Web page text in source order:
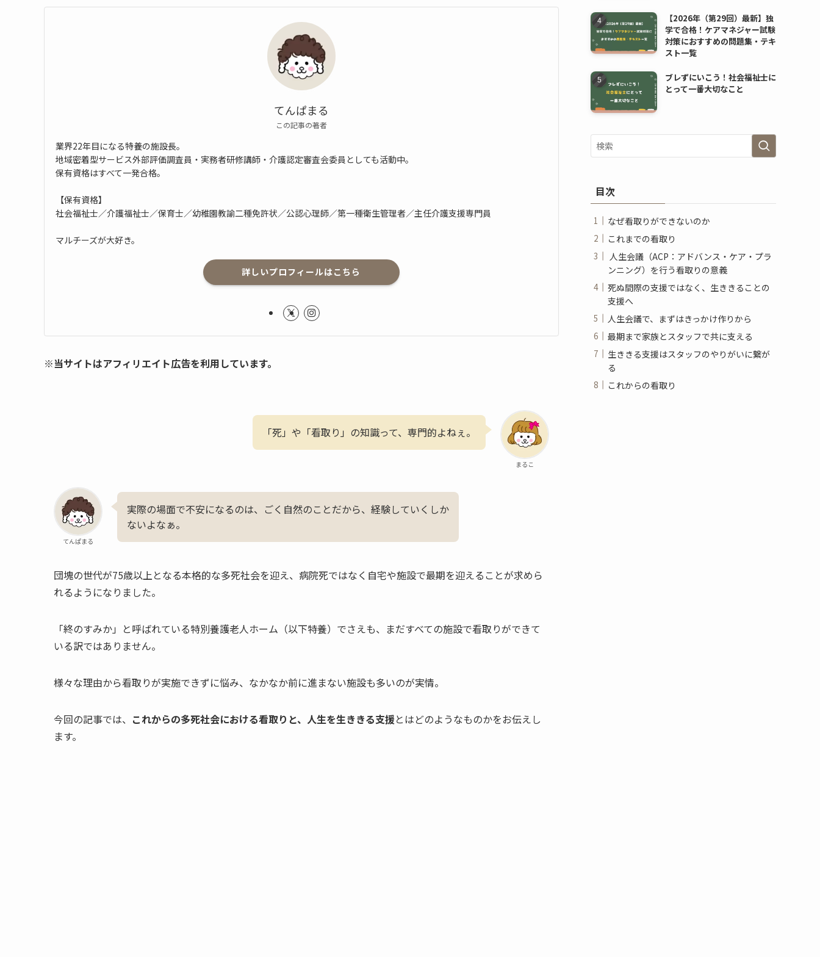
てんぱまる
この記事の著者
業界22年目になる特養の施設長。
地域密着型サービス外部評価調査員・実務者研修講師・介護認定審査会委員としても活動中。
保有資格はすべて一発合格。
【保有資格】
社会福祉士／介護福祉士／保育士／幼稚園教諭二種免許状／公認心理師／第一種衛生管理者／主任介護支援専門員
マルチーズが大好き。
詳しいプロフィールはこちら
※当サイトはアフィリエイト広告を利用しています。
まるこ
「死」や「看取り」の知識って、専門的よねぇ。
てんぱまる
実際の場面で不安になるのは、ごく自然のことだから、経験していくしか
ないよなぁ。
団塊の世代が75歳以上となる本格的な多死社会を迎え、病院死ではなく自宅や施設で最期を迎えることが求めら
れるようになりました。
「終のすみか」と呼ばれている特別養護老人ホーム（以下特養）でさえも、まだすべての施設で看取りができて
いる訳ではありません。
様々な理由から看取りが実施できずに悩み、なかなか前に進まない施設も多いのが実情。
今回の記事では、 これからの多死社会における看取りと、人生を生ききる支援とはどのようなものかをお伝えし
ます。
【2026年（第29回）最新】独
学で合格！ケアマネジャー試験
対策におすすめの問題集・テキ
スト一覧
ブレずにいこう！社会福祉士に
とって一番大切なこと
目次
なぜ看取りができないのか
これまでの看取り
人生会議（ACP：アドバンス・ケア・プラ
ンニング）を行う看取りの意義
死ぬ間際の支援ではなく、生ききることの
支援へ
人生会議で、まずはきっかけ作りから
最期まで家族とスタッフで共に支える
生ききる支援はスタッフのやりがいに繋が
る
これからの看取り